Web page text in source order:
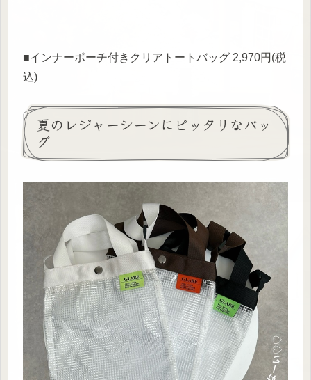
■インナーポーチ付きクリアトートバッグ 2,970円(税
込)
夏のレジャーシーンにピッタリなバッ
グ